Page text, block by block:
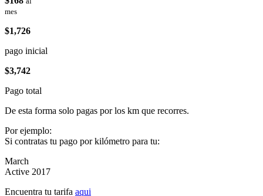
mes
$1,726
pago inicial
$3,742
Pago total
De esta forma solo pagas por los km que recorres.
Por ejemplo:
Si contratas tu pago por kilómetro para tu:
March
Active 2017
Encuentra tu tarifa aqui